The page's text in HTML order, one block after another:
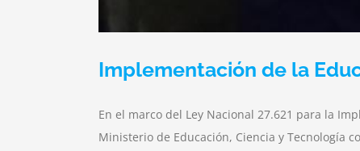
Implementación de la
En el marco del Ley Nacional 27.621 para la
Ministerio de Educación, Ciencia y Tecnología